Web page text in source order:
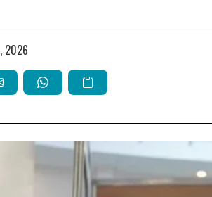
2026